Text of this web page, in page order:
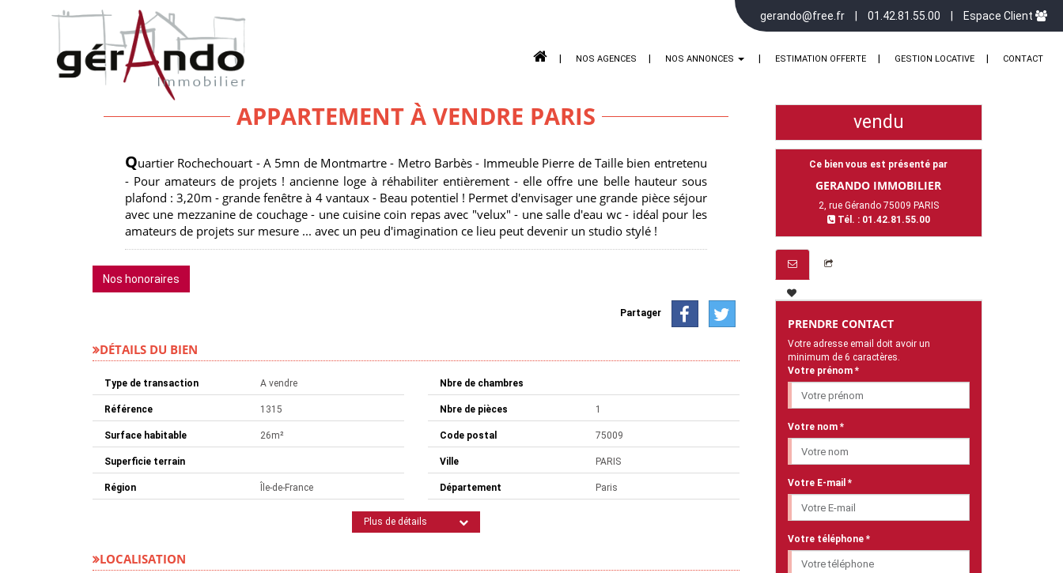
gerando@free.fr 01.42.81.55.00 Espace Client
NOS AGENCES NOS ANNONCES ESTIMATION OFFERTE GESTION LOCATIVE CONTACT
Accueil Appartements A vendre
APPARTEMENT À VENDRE PARIS
vendu
Quartier Rochechouart - A 5mn de Montmartre - Metro Barbès - Immeuble Pierre de Taille bien entretenu
- Pour amateurs de projets ! ancienne loge à réhabiliter entièrement - elle offre une belle hauteur sous
plafond : 3,20m - grande fenêtre à 4 vantaux - Beau potentiel ! Permet d'envisager une grande pièce séjour
avec une mezzanine de couchage - une cuisine coin repas avec "velux" - une salle d'eau wc - idéal pour les
amateurs de projets sur mesure ... avec un peu d'imagination ce lieu peut devenir un studio stylé !
Nos honoraires
Partager
DÉTAILS DU BIEN
Type de transaction A vendre
Référence 1315
Surface habitable 26m²
Superficie terrain
Région Île-de-France
Nbre de chambres
Nbre de pièces 1
Code postal 75009
Ville PARIS
Département Paris
Plus de détails
LOCALISATION
Ce bien vous est présenté par
GERANDO IMMOBILIER
2, rue Gérando 75009 PARIS
Tél. : 01.42.81.55.00
PRENDRE CONTACT
Votre adresse email doit avoir un
minimum de 6 caractères.
Votre prénom *
Votre nom *
Votre E-mail *
Votre téléphone *